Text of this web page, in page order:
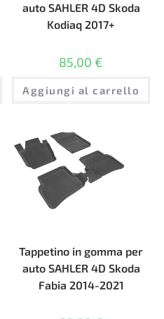
auto SAHLER 4D Skoda
Kodiaq 2017+
85,00 €
Aggiungi al carrello
Tappetino in gomma per
auto SAHLER 4D Skoda
Fabia 2014-2021